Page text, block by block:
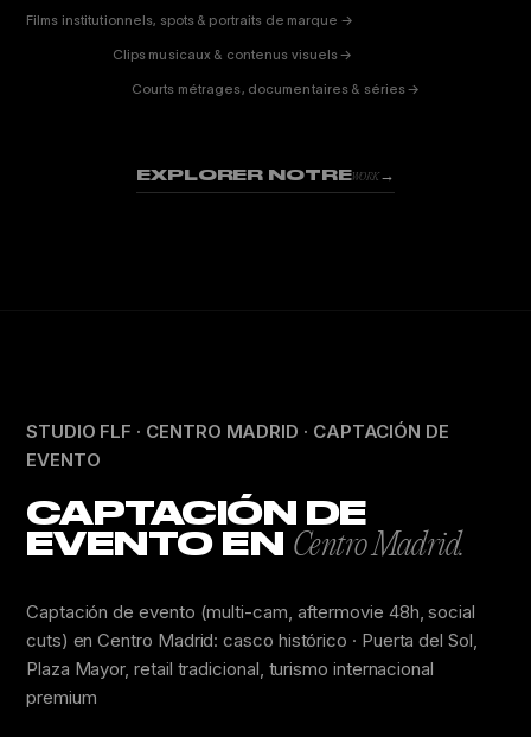
Films institutionnels, spots & portraits de marque →
Clips musicaux & contenus visuels →
FICTION
& DOC
Courts métrages, documentaires & séries →
EXPLORER NOTREWORK→
STUDIO FLF · CENTRO MADRID · CAPTACIÓN DE
EVENTO
CAPTACIÓN DE
EVENTO EN Centro Madrid.
Captación de evento (multi-cam, aftermovie 48h, social
cuts) en Centro Madrid: casco histórico · Puerta del Sol,
Plaza Mayor, retail tradicional, turismo internacional
premium